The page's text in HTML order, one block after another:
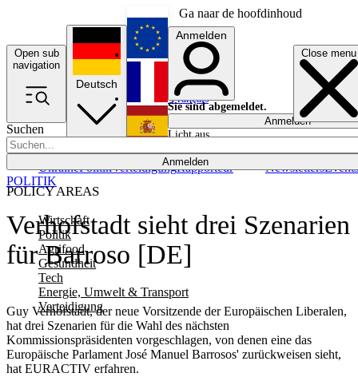
Ga naar de hoofdinhoud
Open sub
navigation
Close menu
Suchen
Anmelden
POLICY AREAS
Wirtschaft
Politik
Agrifood
Gesundheit
Tech
Energie, Umwelt & Transport
Verteidigung
UkrainePolitikVerteidigungRapporteur NewslettersEvents
Deutsch
English
Français
Anmelden
Sie sind abgemeldet.
Anmelden
Licht aus
Verhofstadt sieht drei Szenarien
für Barroso [DE]
Guy Verhofstadt, der neue Vorsitzende der Europäischen Liberalen,
hat drei Szenarien für die Wahl des nächsten
Kommissionspräsidenten vorgeschlagen, von denen eine das
Europäische Parlament José Manuel Barrosos' zurückweisen sieht,
hat EURACTIV erfahren.
POLITIK